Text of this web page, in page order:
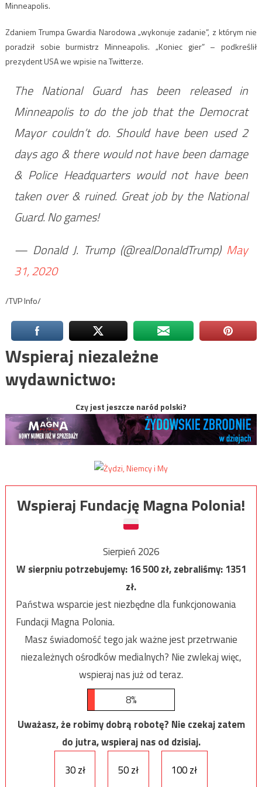
Minneapolis.
Zdaniem Trumpa Gwardia Narodowa „wykonuje zadanie”, z którym nie
poradził sobie burmistrz Minneapolis. „Koniec gier” – podkreślił
prezydent USA we wpisie na Twitterze.
The National Guard has been released in
Minneapolis to do the job that the Democrat
Mayor couldn’t do. Should have been used 2
days ago & there would not have been damage
& Police Headquarters would not have been
taken over & ruined. Great job by the National
Guard. No games!
— Donald J. Trump (@realDonaldTrump) May
31, 2020
/TVP Info/
Wspieraj niezależne
wydawnictwo:
Czy jest jeszcze naród polski?
Wspieraj Fundację Magna Polonia!
Sierpień 2026
W sierpniu potrzebujemy:16 500zł, zebraliśmy:1351
zł.
Państwa wsparcie jest niezbędne dla funkcjonowania
Fundacji Magna Polonia.
Masz świadomość tego jak ważne jest przetrwanie
niezależnych ośrodków medialnych? Nie zwlekaj więc,
wspieraj nas już od teraz.
8%
Uważasz, że robimy dobrą robotę? Nie czekaj zatem
do jutra, wspieraj nas od dzisiaj.
30 zł
50 zł 100 zł